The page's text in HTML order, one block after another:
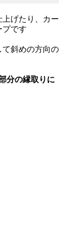
げたり、カー
プです
て斜めの方向の
分の縁取りに